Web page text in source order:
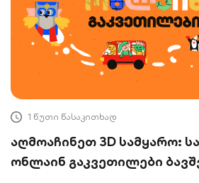
1 წუთი წასაკითხად
აღმოაჩინეთ 3D სამყარო:
ონლაინ გაკვეთილები